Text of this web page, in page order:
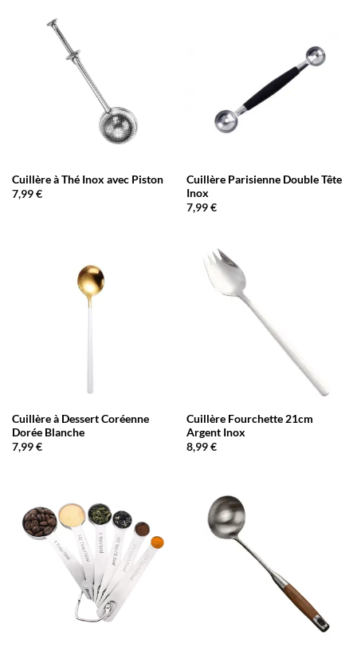
Cuillère à Thé Inox avec Piston
7,99€
Cuillère Parisienne Double Tête
Inox
7,99€
Cuillère à Dessert Coréenne
Dorée Blanche
7,99€
Cuillère Fourchette 21cm
Argent Inox
8,99€